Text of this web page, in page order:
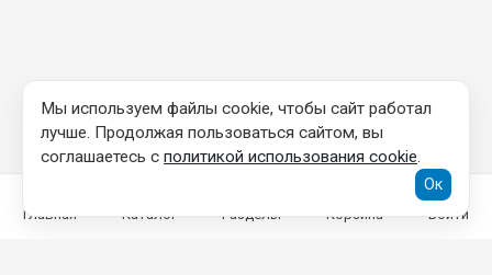
Главная Каталог Разделы Корзина Войти
Мы используем файлы cookie, чтобы сайт работал
лучше. Продолжая пользоваться сайтом, вы
соглашаетесь с политикой использования cookie.
Ок